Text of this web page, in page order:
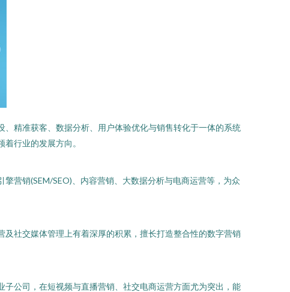
精准获客、数据分析、用户体验优化与销售转化于一体的系统
行业的发展方向。
营销(SEM/SEO)、内容营销、大数据分析与电商运营等，为众
社交媒体管理上有着深厚的积累，擅长打造整合性的数字营销
公司，在短视频与直播营销、社交电商运营方面尤为突出，能